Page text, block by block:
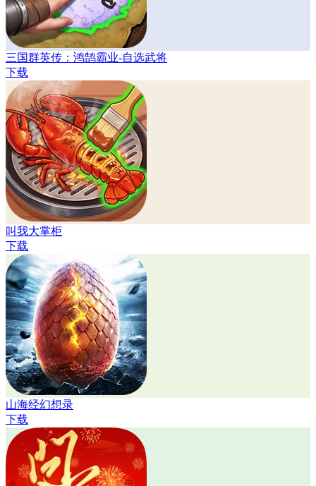
三国群英传：鸿鹄霸业-自选武将
下载
叫我大掌柜
下载
山海经幻想录
下载